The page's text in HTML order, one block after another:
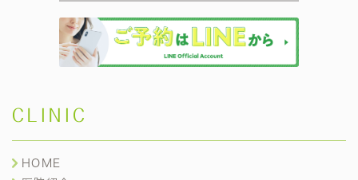
CLINIC
HOME